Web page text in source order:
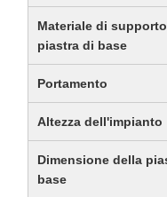
Materiale di
piastra di base
Portamento
Altezza dell'impianto
Dimensione della
base